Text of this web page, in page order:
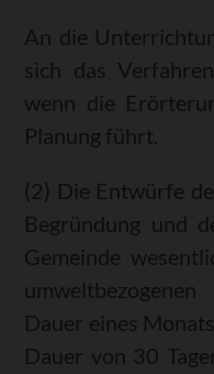
An die
sich das
wenn die
Planung führt.
(2) Die Entwürfe
Begründung und
Gemeinde
Dauer eines
Dauer von 30